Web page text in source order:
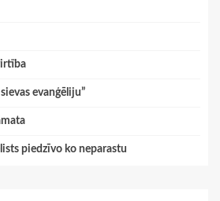
evanģēliju”
piedzīvo ko neparastu